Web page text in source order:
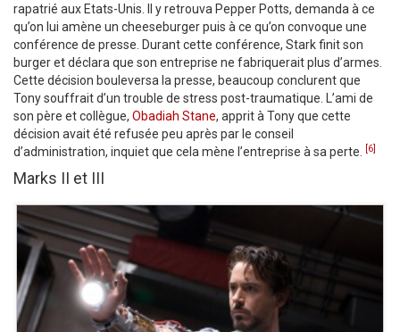
rapatrié aux Etats-Unis. Il y retrouva Pepper Potts, demanda à ce
qu’on lui amène un cheeseburger puis à ce qu’on convoque une
conférence de presse. Durant cette conférence, Stark finit son
burger et déclara que son entreprise ne fabriquerait plus d’armes.
Cette décision bouleversa la presse, beaucoup conclurent que
Tony souffrait d’un trouble de stress post-traumatique. L’ami de
son père et collègue, Obadiah Stane, apprit à Tony que cette
décision avait été refusée peu après par le conseil
d’administration, inquiet que cela mène l’entreprise à sa perte.
[6]
Marks II et III